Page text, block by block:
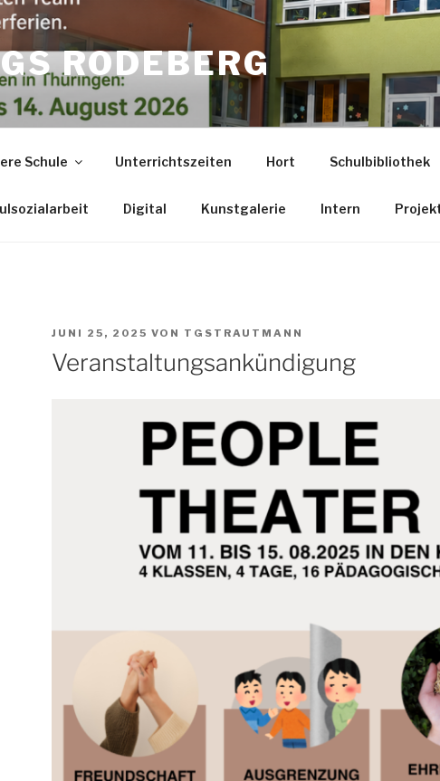
RODEBERG
Schule Unterrichtszeiten Hort Schulbibliothek
Digital Kunstgalerie Intern
VERÖFFENTLICHT
AM
JUNI 25, 2025 VON TGSTRAUTMANN
Veranstaltungsankündigung